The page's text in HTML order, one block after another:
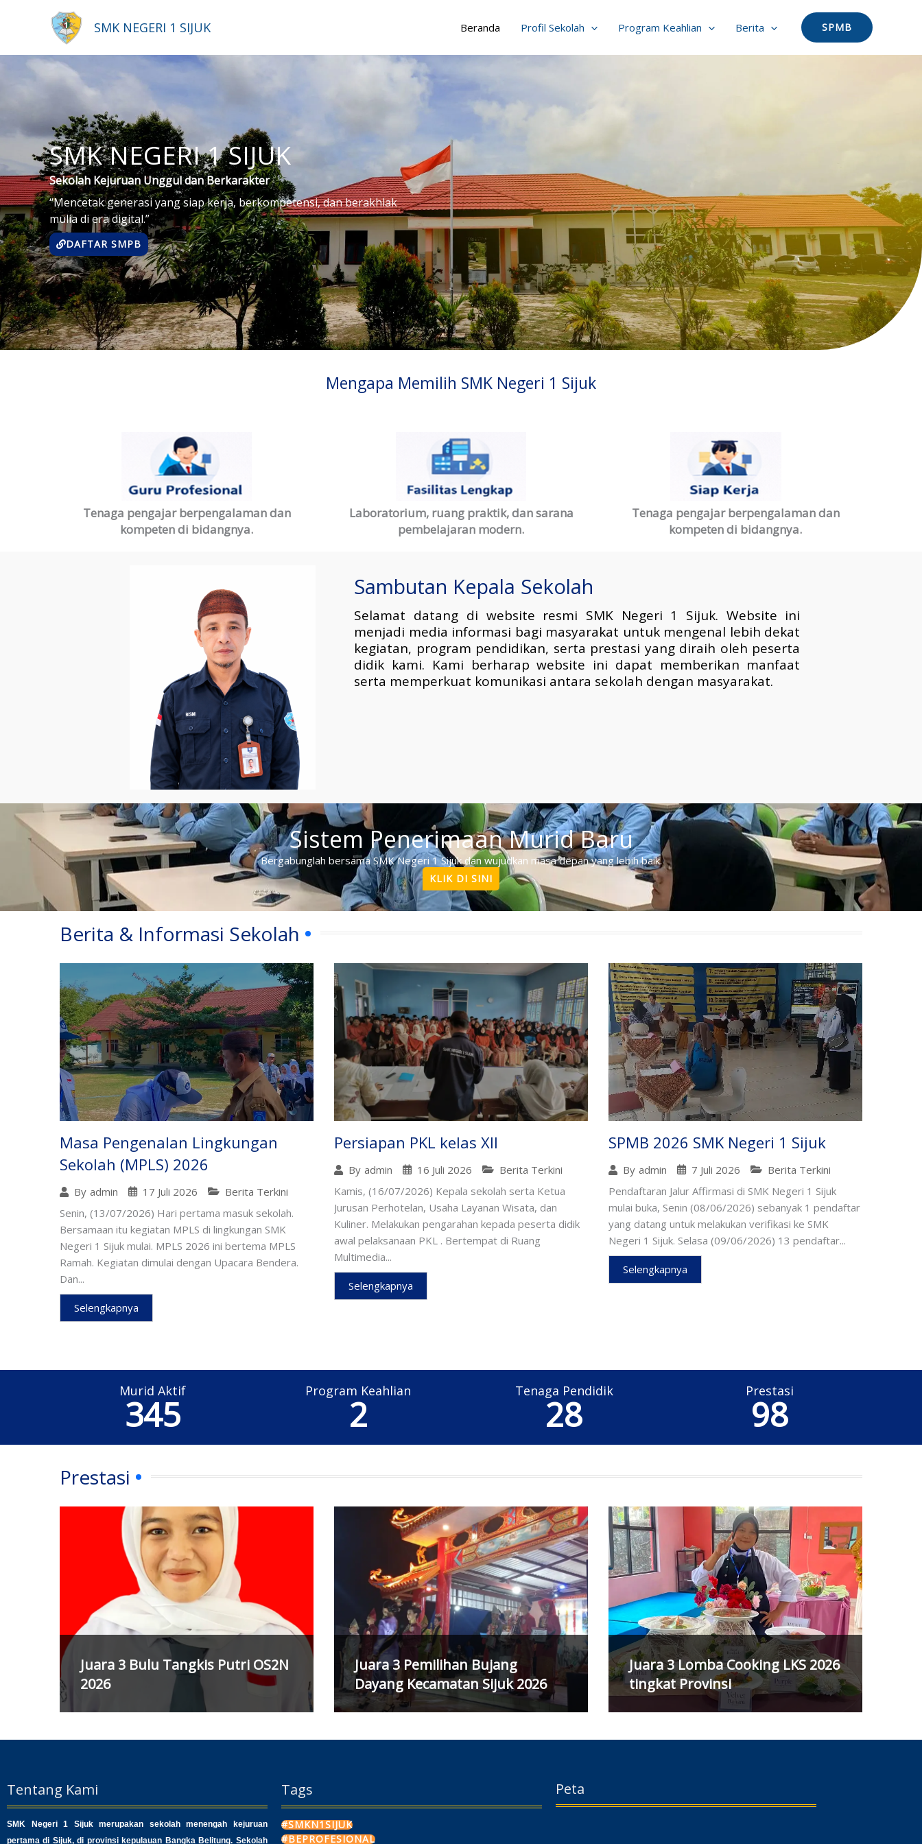
SMK NEGERI 1 SIJUK Beranda Profil Sekolah Program Keahlian Berita SPMB
SMK NEGERI 1 SIJUK
Sekolah Kejuruan Unggul dan Berkarakter
“Mencetak generasi yang siap kerja, berkompetensi, dan berakhlak
mulia di era digital.”
DAFTAR SMPB
Mengapa Memilih SMK Negeri 1 Sijuk
Tenaga pengajar berpengalaman dan
kompeten di bidangnya.
Laboratorium, ruang praktik, dan sarana
pembelajaran modern.
Tenaga pengajar berpengalaman dan
kompeten di bidangnya.
Sambutan Kepala Sekolah
Selamat datang di website resmi SMK Negeri 1 Sijuk. Website ini
menjadi media informasi bagi masyarakat untuk mengenal lebih dekat
kegiatan, program pendidikan, serta prestasi yang diraih oleh peserta
didik kami. Kami berharap website ini dapat memberikan manfaat
serta memperkuat komunikasi antara sekolah dengan masyarakat.
Sistem Penerimaan Murid Baru
Bergabunglah bersama SMK Negeri 1 Sijuk dan wujudkan masa depan yang lebih baik.
KLIK DI SINI
Berita & Informasi Sekolah
Masa Pengenalan Lingkungan
Sekolah (MPLS) 2026
By admin 17 Juli 2026
Berita Terkini
Senin, (13/07/2026) Hari pertama masuk sekolah.
Bersamaan itu kegiatan MPLS di lingkungan SMK
Negeri 1 Sijuk mulai. MPLS 2026 ini bertema MPLS
Ramah. Kegiatan dimulai dengan Upacara Bendera.
Dan...
Selengkapnya
Persiapan PKL kelas XII
By admin 16 Juli 2026
Berita Terkini
Kamis, (16/07/2026) Kepala sekolah serta Ketua
Jurusan Perhotelan, Usaha Layanan Wisata, dan
Kuliner. Melakukan pengarahan kepada peserta didik
awal pelaksanaan PKL . Bertempat di Ruang
Multimedia...
Selengkapnya
SPMB 2026 SMK Negeri 1 Sijuk
By admin 7 Juli 2026
Berita Terkini
Pendaftaran Jalur Affirmasi di SMK Negeri 1 Sijuk
mulai buka, Senin (08/06/2026) sebanyak 1 pendaftar
yang datang untuk melakukan verifikasi ke SMK
Negeri 1 Sijuk. Selasa (09/06/2026) 13 pendaftar...
Selengkapnya
Murid Aktif
350
Program Keahlian
3
Tenaga Pendidik
29
Prestasi
100
Prestasi
Juara 3 Bulu Tangkis Putri OS2N
2026
Juara 3 Pemilihan Bujang
Dayang Kecamatan Sijuk 2026
Juara 3 Lomba Cooking LKS 2026
tingkat Provinsi
Tentang Kami
SMK Negeri 1 Sijuk merupakan sekolah menengah kejuruan
pertama di Sijuk, di provinsi kepulauan Bangka Belitung. Sekolah
Tags
#SMKN1SIJUK
#BEPROFESIONAL
Peta